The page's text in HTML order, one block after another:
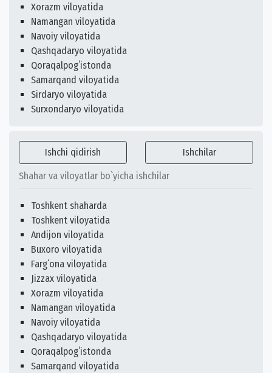
Xorazm viloyatida
Namangan viloyatida
Navoiy viloyatida
Qashqadaryo viloyatida
Qoraqalpogʻistonda
Samarqand viloyatida
Sirdaryo viloyatida
Surxondaryo viloyatida
Ishchi qidirish Ishchilar
Shahar va viloyatlar bo`yicha ishchilar
Toshkent shaharda
Toshkent viloyatida
Andijon viloyatida
Buxoro viloyatida
Fargʻona viloyatida
Jizzax viloyatida
Xorazm viloyatida
Namangan viloyatida
Navoiy viloyatida
Qashqadaryo viloyatida
Qoraqalpogʻistonda
Samarqand viloyatida